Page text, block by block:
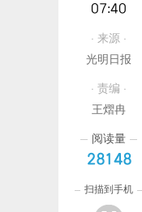
07:40
· 来源 ·
光明日报
· 责编 ·
王熠冉
阅读量
28148
扫描到手机